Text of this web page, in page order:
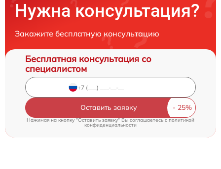
Нужна консультация?
Закажите бесплатную консультацию
Бесплатная консультация со
специалистом
Оставить заявку
Нажимая на кнопку "Оставить заявку" Вы соглашаетесь cполитикой
конфиденциальности